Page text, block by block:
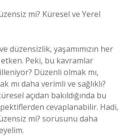
mi? Küresel ve Yerel
düzensizlik, yaşamımızın her
Peki, bu kavramlar
Düzenli olmak mı,
mı daha verimli ve sağlıklı?
açıdan bakıldığında bu
cevaplanabilir. Hadi,
mi? sorusunu daha